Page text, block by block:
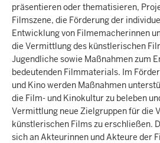
präsentieren oder thematisieren,
Filmszene, die Förderung der
Entwicklung von Filmemacherinnen
die Vermittlung des künstlerischen
Jugendliche sowie Maßnahmen zum
bedeutenden Filmmaterials. Im
und Kino werden Maßnahmen
die Film- und Kinokultur zu beleben
Vermittlung neue Zielgruppen für die
künstlerischen Films zu erschließen.
sich an Akteurinnen und Akteure der